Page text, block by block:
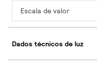
Escala de valor
Dados técnicos de luz